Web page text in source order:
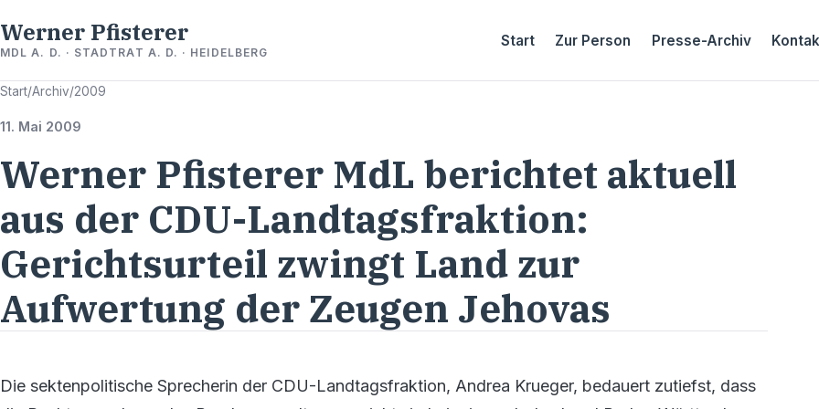
Werner Pfisterer
MDL A. D. · STADTRAT A. D. · HEIDELBERG
Start Zur Person Presse-Archiv
Start/Archiv/2009
11. Mai 2009
Werner Pfisterer MdL berichtet aktuell
aus der CDU-Landtagsfraktion:
Gerichtsurteil zwingt Land zur
Aufwertung der Zeugen Jehovas
Die sektenpolitische Sprecherin der CDU-Landtagsfraktion, Andrea Krueger, bedauert zutiefst, dass